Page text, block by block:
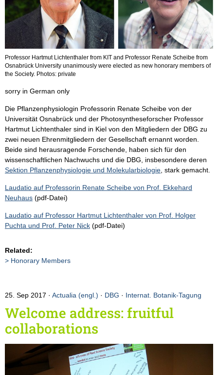
Professor Hartmut Lichtenthaler from KIT and Professor Renate Scheibe from
Osnabrück University unanimously were elected as new honorary members of
the Society. Photos: private
sorry in German only
Die Pflanzenphysiologin Professorin Renate Scheibe von der
Universität Osnabrück und der Photosyntheseforscher Professor
Hartmut Lichtenthaler sind in Kiel von den Mitgliedern der DBG zu
zwei neuen Ehrenmitgliedern der Gesellschaft ernannt worden.
Beide sind herausragende Forschende, haben sich für den
wissenschaftlichen Nachwuchs und die DBG, insbesondere deren
Sektion Pflanzenphysiologie und Molekularbiologie, stark gemacht.
Laudatio auf Professorin Renate Scheibe von Prof. Ekkehard
Neuhaus (pdf-Datei)
Laudatio auf Professor Hartmut Lichtenthaler von Prof. Holger
Puchta und Prof. Peter Nick (pdf-Datei)
Related:
Honorary Members
25. Sep 2017 Actualia (engl.) · DBG · Internat. Botanik-Tagung
Welcome address: fruitful
collaborations